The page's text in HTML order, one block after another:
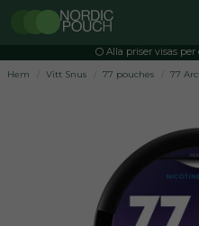
⚪️ Alla priser visas
Hem
Vitt Snus 77 pouches 77